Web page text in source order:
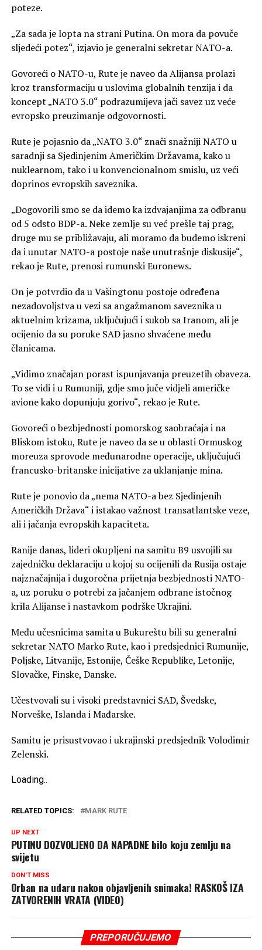
poteze.
„Za sada je lopta na strani Putina. On mora da povuče
sljedeći potez“, izjavio je generalni sekretar NATO-a.
Govoreći o NATO-u, Rute je naveo da Alijansa prolazi
kroz transformaciju u uslovima globalnih tenzija i da
koncept „NATO 3.0“ podrazumijeva jači savez uz veće
evropsko preuzimanje odgovornosti.
Rute je pojasnio da „NATO 3.0“ znači snažniji NATO u
saradnji sa Sjedinjenim Američkim Državama, kako u
nuklearnom, tako i u konvencionalnom smislu, uz veći
doprinos evropskih saveznika.
„Dogovorili smo se da idemo ka izdvajanjima za odbranu
od 5 odsto BDP-a. Neke zemlje su već prešle taj prag,
druge mu se približavaju, ali moramo da budemo iskreni
da i unutar NATO-a postoje naše unutrašnje diskusije“,
rekao je Rute, prenosi rumunski Euronews.
On je potvrdio da u Vašingtonu postoje određena
nezadovoljstva u vezi sa angažmanom saveznika u
aktuelnim krizama, uključujući i sukob sa Iranom, ali je
ocijenio da su poruke SAD jasno shvaćene među
članicama.
„Vidimo značajan porast ispunjavanja preuzetih obaveza.
To se vidi i u Rumuniji, gdje smo juče vidjeli američke
avione kako dopunjuju gorivo“, rekao je Rute.
Govoreći o bezbjednosti pomorskog saobraćaja i na
Bliskom istoku, Rute je naveo da se u oblasti Ormuskog
moreuza sprovode međunarodne operacije, uključujući
francusko-britanske inicijative za uklanjanje mina.
Rute je ponovio da „nema NATO-a bez Sjedinjenih
Američkih Država“ i istakao važnost transatlantske veze,
ali i jačanja evropskih kapaciteta.
Ranije danas, lideri okupljeni na samitu B9 usvojili su
zajedničku deklaraciju u kojoj su ocijenili da Rusija ostaje
najznačajnija i dugoročna prijetnja bezbjednosti NATO-
a, uz poruku o potrebi za jačanjem odbrane istočnog
krila Alijanse i nastavkom podrške Ukrajini.
Među učesnicima samita u Bukureštu bili su generalni
sekretar NATO Marko Rute, kao i predsjednici Rumunije,
Poljske, Litvanije, Estonije, Češke Republike, Letonije,
Slovačke, Finske, Danske.
Učestvovali su i visoki predstavnici SAD, Švedske,
Norveške, Islanda i Mađarske.
Samitu je prisustvovao i ukrajinski predsjednik Volodimir
Zelenski.
Loading...
RELATED TOPICS: MARK RUTE
UP NEXT
PUTINU DOZVOLJENO DA NAPADNE bilo koju zemlju na
svijetu
DON'T MISS
Orban na udaru nakon objavljenih snimaka! RASKOŠ IZA
ZATVORENIH VRATA (VIDEO)
PREPORUČUJEMO